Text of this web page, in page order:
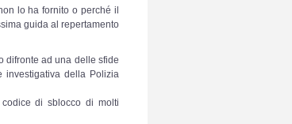
lo ha fornito o perché il
guida al repertamento
difronte ad una delle sfide
investigativa della Polizia
di sblocco di molti